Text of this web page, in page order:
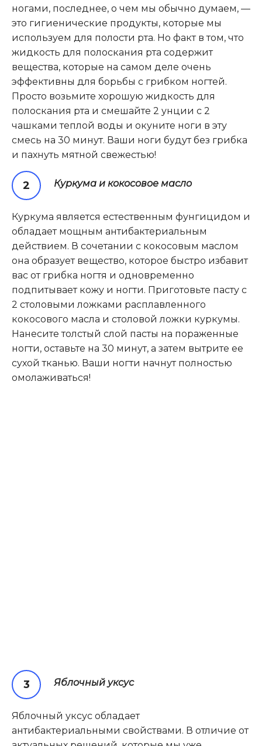
ногами, последнее, о чем мы обычно думаем, —
это гигиенические продукты, которые мы
используем для полости рта. Но факт в том, что
жидкость для полоскания рта содержит
вещества, которые на самом деле очень
эффективны для борьбы с грибком ногтей.
Просто возьмите хорошую жидкость для
полоскания рта и смешайте 2 унции с 2
чашками теплой воды и окуните ноги в эту
смесь на 30 минут. Ваши ноги будут без грибка
и пахнуть мятной свежестью!
Куркума и кокосовое масло
Куркума является естественным фунгицидом и
обладает мощным антибактериальным
действием. В сочетании с кокосовым маслом
она образует вещество, которое быстро избавит
вас от грибка ногтя и одновременно
подпитывает кожу и ногти. Приготовьте пасту с
2 столовыми ложками расплавленного
кокосового масла и столовой ложки куркумы.
Нанесите толстый слой пасты на пораженные
ногти, оставьте на 30 минут, а затем вытрите ее
сухой тканью. Ваши ногти начнут полностью
омолаживаться!
Яблочный уксус
Яблочный уксус обладает
антибактериальными свойствами. В отличие от